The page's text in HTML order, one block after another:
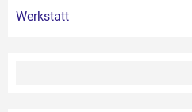
Werkstatt